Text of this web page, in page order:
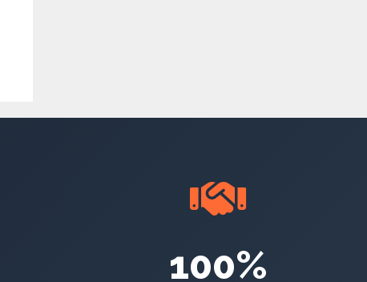
100%